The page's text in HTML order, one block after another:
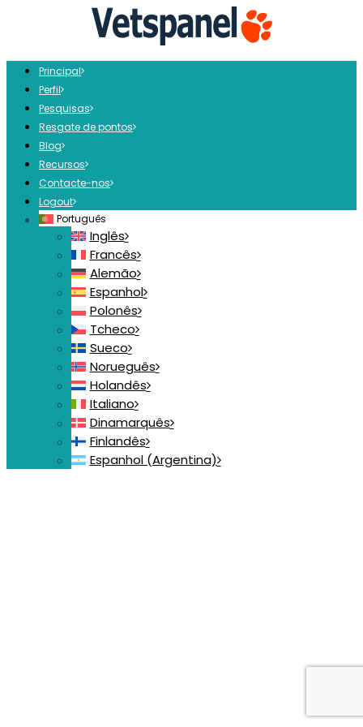
Principal
Perfil
Pesquisas
Resgate de pontos
Blog
Recursos
Contacte-nos
Logout
Português
Inglês
Francês
Alemão
Espanhol
Polonês
Tcheco
Sueco
Norueguês
Holandês
Italiano
Dinamarquês
Finlandês
Espanhol (Argentina)